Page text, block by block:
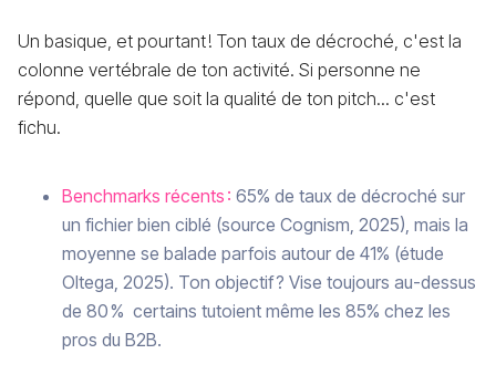
Un basique, et pourtant ! Ton taux de décroché, c'est la
colonne vertébrale de ton activité. Si personne ne
répond, quelle que soit la qualité de ton pitch... c'est
fichu.
Benchmarks récents : 65% de taux de décroché sur
un fichier bien ciblé (source Cognism, 2025), mais la
moyenne se balade parfois autour de 41% (étude
Oltega, 2025). Ton objectif ? Vise toujours au-dessus
de 80 % certains tutoient même les 85% chez les
pros du B2B.